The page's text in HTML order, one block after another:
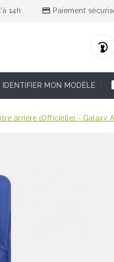
14h credit_card Paiement
IDENTIFIER MON MODÈLE
arrière (Officielle) - Galaxy